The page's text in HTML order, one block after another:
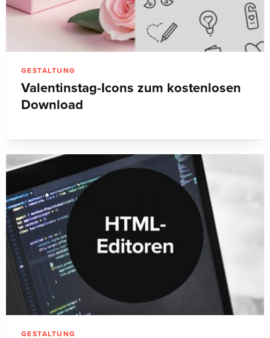
GESTALTUNG
Valentinstag-Icons zum kostenlosen
Download
GESTALTUNG